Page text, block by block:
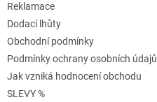
Reklamace
Dodací lhůty
Obchodní podmínky
Podmínky ochrany osobních údajů
Jak vzniká hodnocení obchodu
SLEVY %